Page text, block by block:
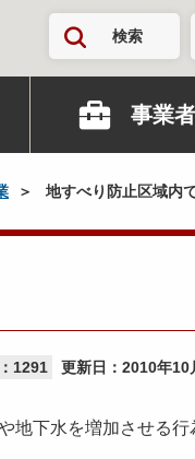
検索
事業
地すべり防止区域内
1291 更新日： 2010年10
地下水を増加させる行